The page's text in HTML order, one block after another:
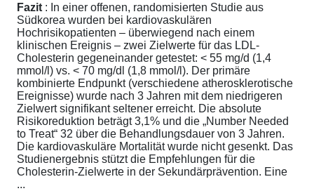
Fazit : In einer offenen, randomisierten Studie aus
Südkorea wurden bei kardiovaskulären
Hochrisikopatienten – überwiegend nach einem
klinischen Ereignis – zwei Zielwerte für das LDL-
Cholesterin gegeneinander getestet: < 55 mg/d (1,4
mmol/l) vs. < 70 mg/dl (1,8 mmol/l). Der primäre
kombinierte Endpunkt (verschiedene atherosklerotische
Ereignisse) wurde nach 3 Jahren mit dem niedrigeren
Zielwert signifikant seltener erreicht. Die absolute
Risikoreduktion beträgt 3,1% und die „Number Needed
to Treat“ 32 über die Behandlungsdauer von 3 Jahren.
Die kardiovaskuläre Mortalität wurde nicht gesenkt. Das
Studienergebnis stützt die Empfehlungen für die
Cholesterin-Zielwerte in der Sekundärprävention. Eine
...